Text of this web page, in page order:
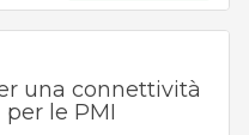
una connettività
le PMI